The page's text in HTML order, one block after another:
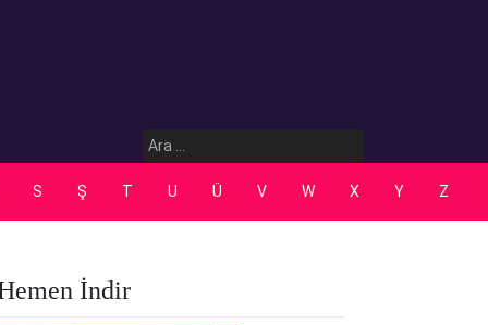
Arama:
S Ş T U Ü V W X Y Z
İndir